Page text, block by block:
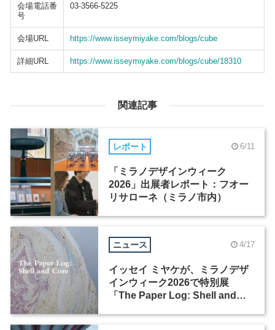
会場電話番
号
03-3566-5225
会場URL https://www.isseymiyake.com/blogs/cube
詳細URL https://www.isseymiyake.com/blogs/cube/18310
関連記事
レポート 6/11
「ミラノデザインウィーク
2026」出展者レポート：フオー
リサローネ（ミラノ市内）
ニュース 4/17
イッセイ ミヤケが、ミラノデザ
インウィーク2026で特別展
「The Paper Log: Shell and